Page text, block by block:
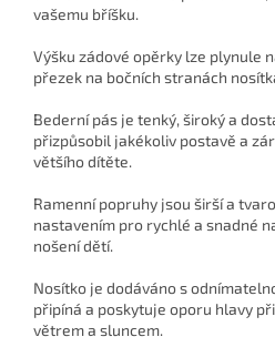
vašemu bříšku.
Výšku zádové opěrky lze plynule
přezek na bočních stranách
Bederní pás je tenký, široký a
přizpůsobil jakékoliv postavě a
většího dítěte.
Ramenní popruhy jsou širší a
nastavením pro rychlé a snadné
nošení dětí.
Nosítko je dodáváno s
připíná a poskytuje oporu hlavy
větrem a sluncem.